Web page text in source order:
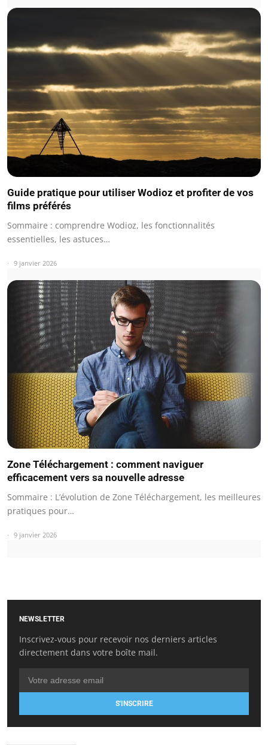
Guide pratique pour utiliser Wodioz et profiter de vos
films préférés
Sommaire : comprendre Wodioz, les fonctionnalités
essentielles, les astuces…
9 janvier 2026
Zone Téléchargement : comment naviguer
efficacement vers sa nouvelle adresse
Sommaire : L’évolution de Zone Téléchargement, les meilleures
pratiques pour…
9 janvier 2026
NEWSLETTER
Inscrivez-vous pour recevoir nos derniers articles
directement dans votre boîte mail.
S'INSCRIRE